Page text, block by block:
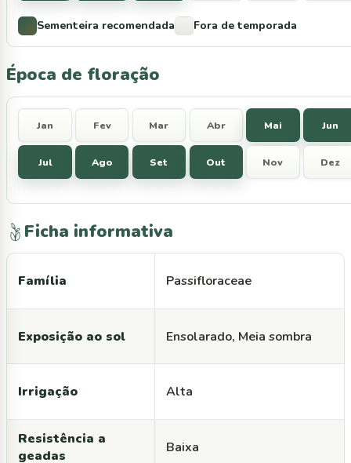
Sementeira recomendada Fora de temporada
Época de floração
Jan Fev Mar Abr Mai Jun
Jul Ago Set Out Nov Dez
Ficha informativa
Família Passifloraceae
Exposição ao sol Ensolarado, Meia sombra
Irrigação Alta
Resistência a
geadas
Baixa